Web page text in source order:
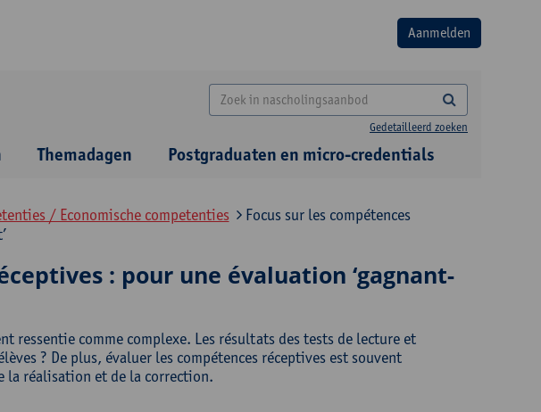
Gedetailleerd zoeken
Themadagen Postgraduaten en micro-credentials
/ Economische competenties
Focus sur les compétences
: pour une évaluation ‘gagnant-
ressentie comme complexe. Les résultats des tests de lecture et
? De plus, évaluer les compétences réceptives est souvent
la réalisation et de la correction.